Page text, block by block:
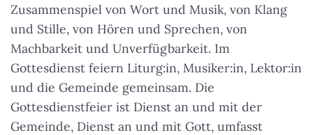
Zusammenspiel von Wort und Musik, von Klang
und Stille, von Hören und Sprechen, von
Machbarkeit und Unverfügbarkeit. Im
Gottesdienst feiern Liturg:in, Musiker:in, Lektor:in
und die Gemeinde gemeinsam. Die
Gottesdienstfeier ist Dienst an und mit der
Gemeinde, Dienst an und mit Gott, umfasst